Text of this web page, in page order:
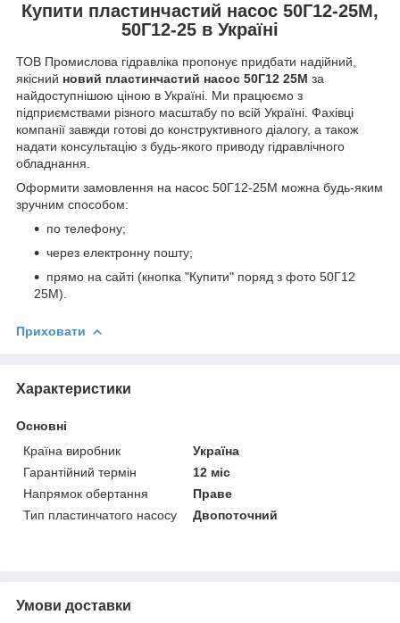
Купити пластинчастий насос 50Г12-25М,
50Г12-25 в Україні
ТОВ Промислова гідравліка пропонує придбати надійний,
якісний новий пластинчастий насос 50Г12 25М за
найдоступнішою ціною в Україні. Ми працюємо з
підприємствами різного масштабу по всій Україні. Фахівці
компанії завжди готові до конструктивного діалогу, а також
надати консультацію з будь-якого приводу гідравлічного
обладнання.
Оформити замовлення на насос 50Г12-25М можна будь-яким
зручним способом:
по телефону;
через електронну пошту;
прямо на сайті (кнопка "Купити" поряд з фото 50Г12
25М).
Приховати
Характеристики
Основні
Країна виробник
Україна
Гарантійний термін
12 міс
Напрямок обертання
Праве
Тип пластинчатого насосу
Двопоточний
Умови доставки